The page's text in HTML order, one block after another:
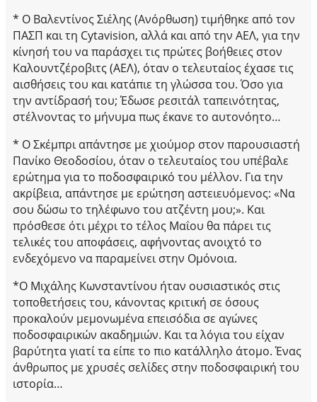
* Ο Βαλεντίνος Σιέλης (Ανόρθωση) τιμήθηκε από τον
ΠΑΣΠ και τη Cytavision, αλλά και από την ΑΕΛ, για την
κίνησή του να παράσχει τις πρώτες βοήθειες στον
Καλουντζέροβιτς (ΑΕΛ), όταν ο τελευταίος έχασε τις
αισθήσεις του και κατάπιε τη γλώσσα του. Όσο για
την αντίδρασή του; Έδωσε ρεσιτάλ ταπεινότητας,
στέλνοντας το μήνυμα πως έκανε το αυτονόητο…
* Ο Σκέμπρι απάντησε με χιούμορ στον παρουσιαστή
Πανίκο Θεοδοσίου, όταν ο τελευταίος του υπέβαλε
ερώτημα για το ποδοσφαιρικό του μέλλον. Για την
ακρίβεια, απάντησε με ερώτηση αστειευόμενος: «Να
σου δώσω το τηλέφωνο του ατζέντη μου;». Και
πρόσθεσε ότι μέχρι το τέλος Μαΐου θα πάρει τις
τελικές του αποφάσεις, αφήνοντας ανοιχτό το
ενδεχόμενο να παραμείνει στην Ομόνοια.
*Ο Μιχάλης Κωνσταντίνου ήταν ουσιαστικός στις
τοποθετήσεις του, κάνοντας κριτική σε όσους
προκαλούν μεμονωμένα επεισόδια σε αγώνες
ποδοσφαιρικών ακαδημιών. Και τα λόγια του είχαν
βαρύτητα γιατί τα είπε το πιο κατάλληλο άτομο. Ένας
άνθρωπος με χρυσές σελίδες στην ποδοσφαιρική του
ιστορία…